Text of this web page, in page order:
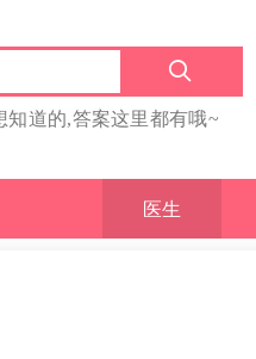
知道的,答案这里都有哦~
医生